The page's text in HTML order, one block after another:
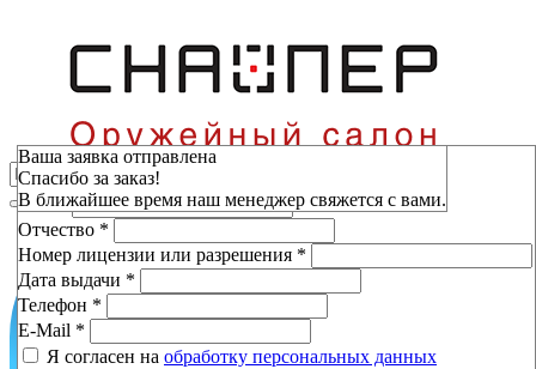
Зарезервировать
Фамилия*
Имя*
Отчество *
Номер лицензии или разрешения *
Дата выдачи *
Телефон *
E-Mail *
Я согласен на обработку персональных данных
Ваша заявка отправлена
Спасибо за заказ!
В ближайшее время наш менеджер свяжется с вами.